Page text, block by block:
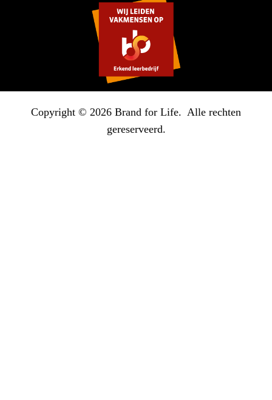
Copyright © 2026 Brand for Life. Alle rechten
gereserveerd.